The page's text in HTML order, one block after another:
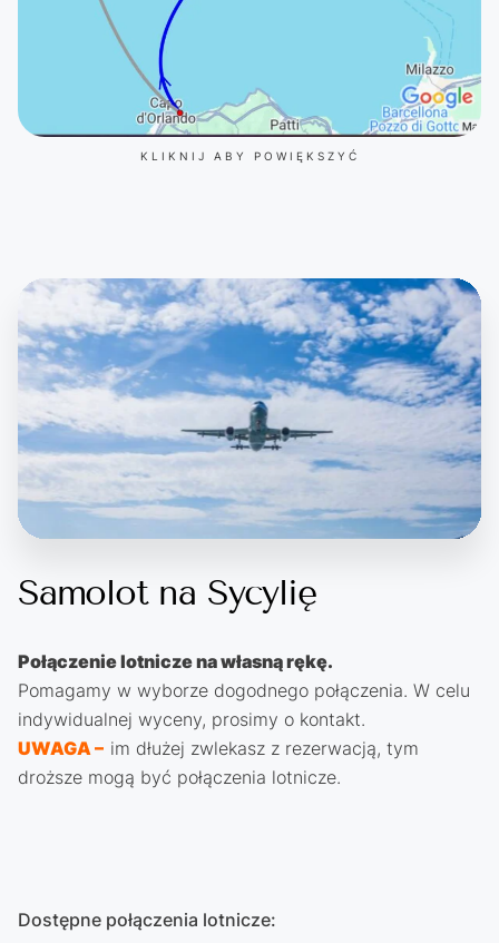
KLIKNIJ ABY POWIĘKSZYĆ
Samolot na Sycylię
Połączenie lotnicze na własną rękę.
Pomagamy w wyborze dogodnego połączenia. W celu
indywidualnej wyceny, prosimy o kontakt.
UWAGA – im dłużej zwlekasz z rezerwacją, tym
droższe mogą być połączenia lotnicze.
Dostępne połączenia lotnicze: